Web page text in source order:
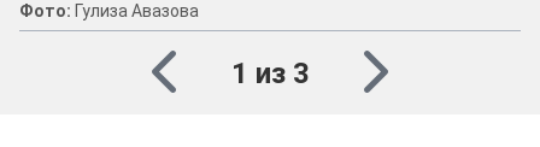
Фото: Гулиза Авазова
1 из 3